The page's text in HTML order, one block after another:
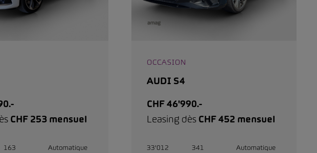
CHF 253 mensuel
163
Automatique
OCCASION
AUDI S4
CHF 46'990.-
Leasing dès CHF 452 mensuel
33'012
341
Automatique